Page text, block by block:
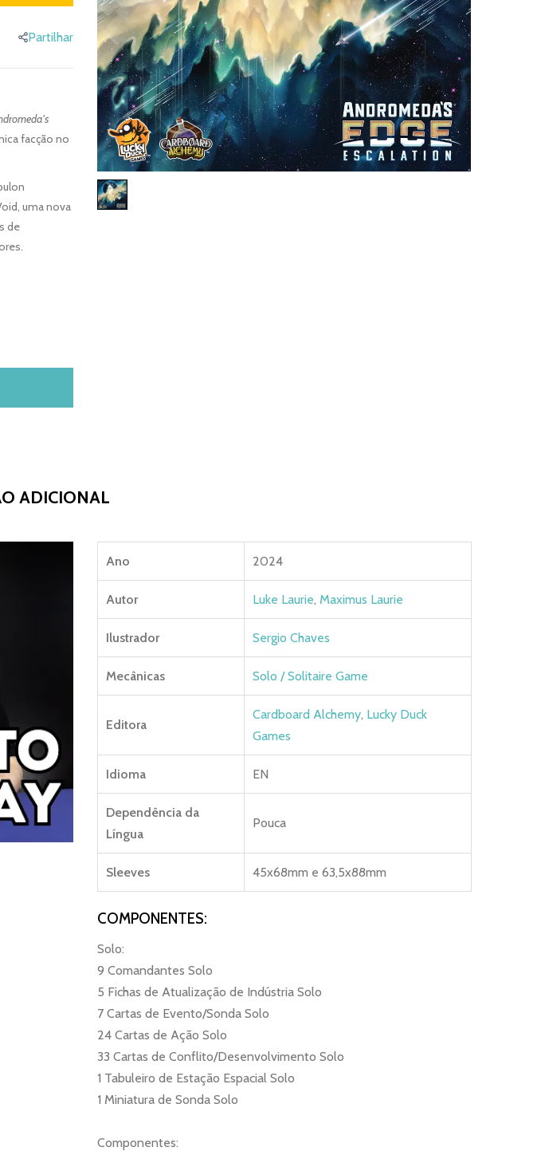
TEMÁTICOS
Partilhar
facção no
uma nova
de
ADICIONAL
Ano 2024
Autor Luke Laurie, Maximus Laurie
Ilustrador Sergio Chaves
Mecânicas Solo / Solitaire Game
Editora
Cardboard Alchemy, Lucky Duck
Games
Idioma EN
Dependência da
Língua
Pouca
Sleeves 45x68mm e 63,5x88mm
COMPONENTES:
Solo:
9 Comandantes Solo
5 Fichas de Atualização de Indústria Solo
7 Cartas de Evento/Sonda Solo
24 Cartas de Ação Solo
33 Cartas de Conflito/Desenvolvimento Solo
1 Tabuleiro de Estação Espacial Solo
1 Miniatura de Sonda Solo
Componentes: